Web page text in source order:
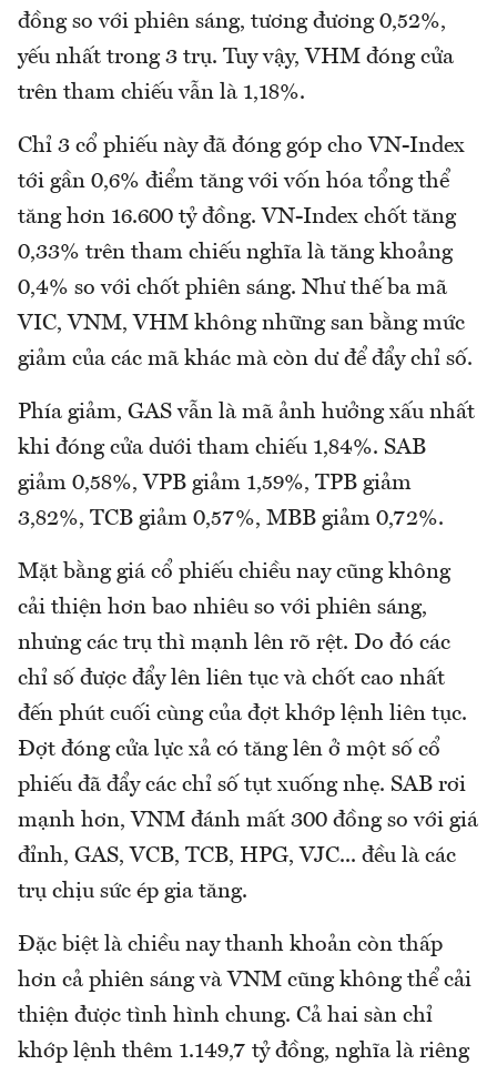
đồng so với phiên sáng, tương đương 0,52%,
yếu nhất trong 3 trụ. Tuy vậy, VHM đóng cửa
trên tham chiếu vẫn là 1,18%.
Chỉ 3 cổ phiếu này đã đóng góp cho VN-Index
tới gần 0,6% điểm tăng với vốn hóa tổng thể
tăng hơn 16.600 tỷ đồng. VN-Index chốt tăng
0,33% trên tham chiếu nghĩa là tăng khoảng
0,4% so với chốt phiên sáng. Như thế ba mã
VIC, VNM, VHM không những san bằng mức
giảm của các mã khác mà còn dư để đẩy chỉ số.
Phía giảm, GAS vẫn là mã ảnh hưởng xấu nhất
khi đóng cửa dưới tham chiếu 1,84%. SAB
giảm 0,58%, VPB giảm 1,59%, TPB giảm
3,82%, TCB giảm 0,57%, MBB giảm 0,72%.
Mặt bằng giá cổ phiếu chiều nay cũng không
cải thiện hơn bao nhiêu so với phiên sáng,
nhưng các trụ thì mạnh lên rõ rệt. Do đó các
chỉ số được đẩy lên liên tục và chốt cao nhất
đến phút cuối cùng của đợt khớp lệnh liên tục.
Đợt đóng cửa lực xả có tăng lên ở một số cổ
phiếu đã đẩy các chỉ số tụt xuống nhẹ. SAB rơi
mạnh hơn, VNM đánh mất 300 đồng so với giá
đỉnh, GAS, VCB, TCB, HPG, VJC... đều là các
trụ chịu sức ép gia tăng.
Đặc biệt là chiều nay thanh khoản còn thấp
hơn cả phiên sáng và VNM cũng không thể cải
thiện được tình hình chung. Cả hai sàn chỉ
khớp lệnh thêm 1.149,7 tỷ đồng, nghĩa là riêng